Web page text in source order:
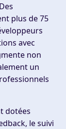
plus de 75
avec
non
un
dotées
le suivi